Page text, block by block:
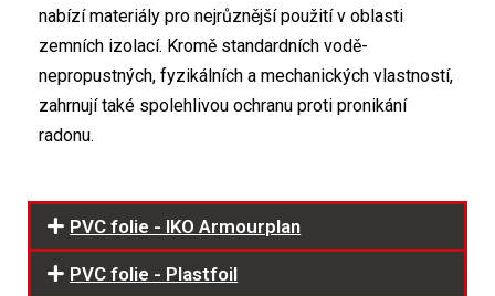
nabízí materiály pro nejrůznější použití v oblasti
zemních izolací. Kromě standardních vodě-
nepropustných, fyzikálních a mechanických vlastností,
zahrnují také spolehlivou ochranu proti pronikání
radonu.
PVC folie - IKO Armourplan
PVC folie - Plastfoil